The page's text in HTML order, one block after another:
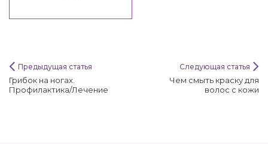
Nua Idratante Balsamo
Предыдущая статья
Грибок на ногах.
Профилактика/Лечение
Следующая статья
Чeм смыть краску для
волос с кожи